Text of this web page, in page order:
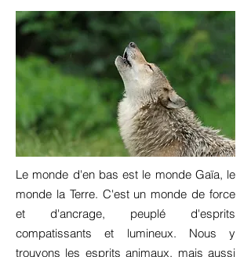
Le monde d'en bas est le monde Gaïa, le
monde la Terre. C'est un monde de force
et d'ancrage, peuplé d'esprits
compatissants et lumineux. Nous y
trouvons les esprits animaux, mais aussi